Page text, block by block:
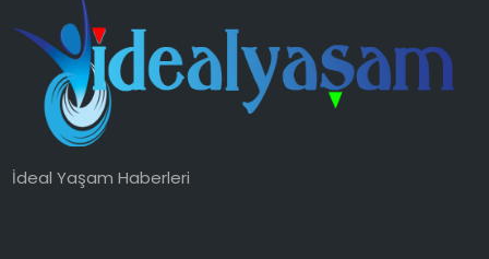
İdeal Yaşam Haberleri